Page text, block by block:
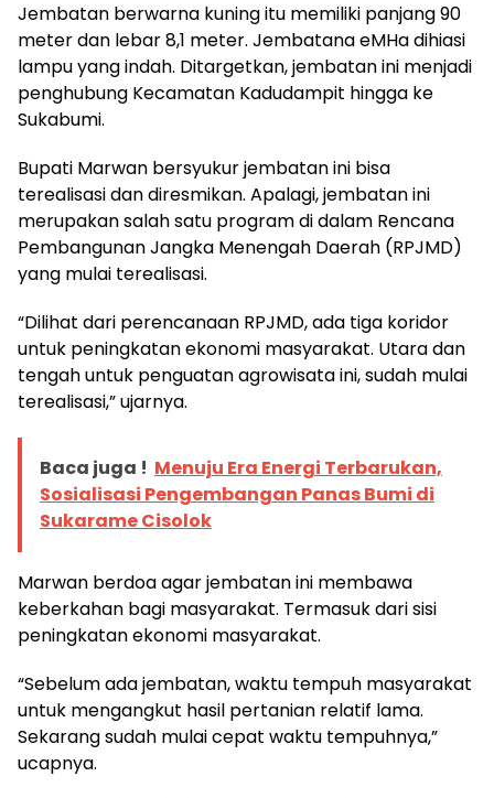
Jembatan berwarna kuning itu memiliki panjang 90
meter dan lebar 8,1 meter. Jembatana eMHa dihiasi
lampu yang indah. Ditargetkan, jembatan ini menjadi
penghubung Kecamatan Kadudampit hingga ke
Sukabumi.
Bupati Marwan bersyukur jembatan ini bisa
terealisasi dan diresmikan. Apalagi, jembatan ini
merupakan salah satu program di dalam Rencana
Pembangunan Jangka Menengah Daerah (RPJMD)
yang mulai terealisasi.
“Dilihat dari perencanaan RPJMD, ada tiga koridor
untuk peningkatan ekonomi masyarakat. Utara dan
tengah untuk penguatan agrowisata ini, sudah mulai
terealisasi,” ujarnya.
Baca juga ! Menuju Era Energi Terbarukan,
Sosialisasi Pengembangan Panas Bumi di
Sukarame Cisolok
Marwan berdoa agar jembatan ini membawa
keberkahan bagi masyarakat. Termasuk dari sisi
peningkatan ekonomi masyarakat.
“Sebelum ada jembatan, waktu tempuh masyarakat
untuk mengangkut hasil pertanian relatif lama.
Sekarang sudah mulai cepat waktu tempuhnya,”
ucapnya.